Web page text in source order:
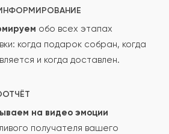
после проверки.
обо всех этапах
когда подарок собран, когда
и когда доставлен.
на видео эмоции
получателя вашего